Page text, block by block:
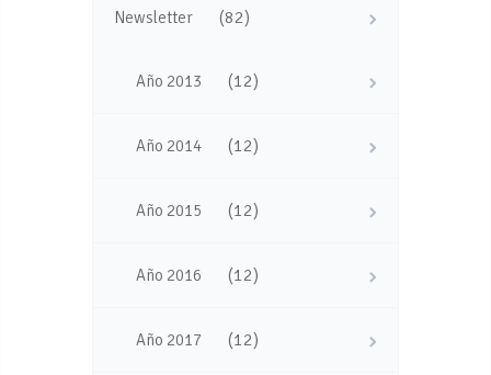
Newsletter (82)
Año 2013 (12)
Año 2014 (12)
Año 2015 (12)
Año 2016 (12)
Año 2017 (12)